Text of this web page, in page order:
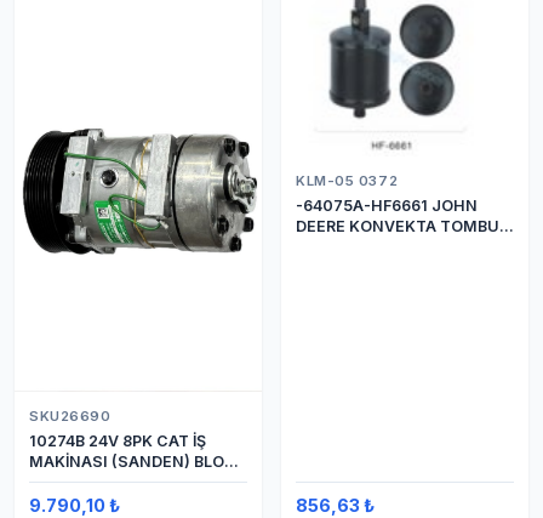
SKU26690
10274B 24V 8PK CAT İŞ
MAKİNASI (SANDEN) BLOK
SAPLAMALI KLİMA
KOMPRESÖRÜ 7H15
9.790,10 ₺
KLM-05 0372
-64075A-HF6661 JOHN
DEERE KONVEKTA TOMBUL
856,63 ₺